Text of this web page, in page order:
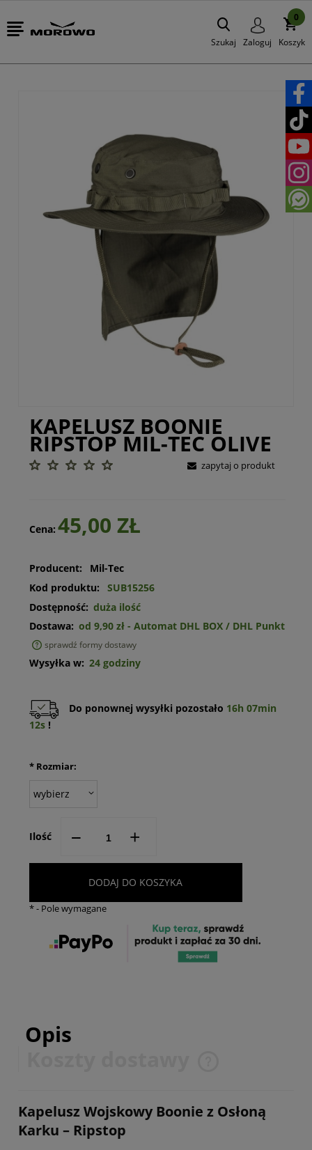
Szukaj Zaloguj Koszyk
0
KAPELUSZ BOONIE
RIPSTOP MIL-TEC OLIVE
zapytaj o produkt
Cena: 45,00 ZŁ
Producent:
Mil-Tec
Kod produktu:
SUB15256
Dostępność: duża ilość
Dostawa: od 9,90 zł - Automat DHL BOX / DHL Punkt
sprawdź formy dostawy
Wysyłka w: 24 godziny
Do ponownej wysyłki pozostało 16h 07min
12s!
*Rozmiar:
Ilość -- +
DODAJ DO KOSZYKA
*- Pole wymagane
Opis
Kapelusz Wojskowy Boonie z Osłoną
Karku – Ripstop